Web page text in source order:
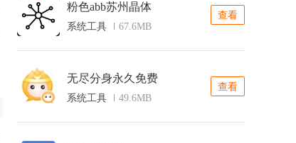
粉色abb苏州晶体
系统工具 67.6MB
查看
无尽分身永久免费
系统工具 49.6MB
查看